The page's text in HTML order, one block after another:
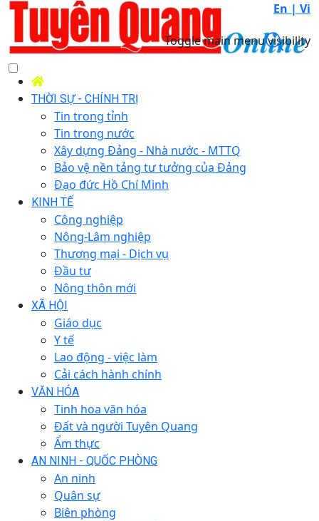
En | Vi
Toggle main menu visibility
THỜI SỰ - CHÍNH TRỊ
Tin trong tỉnh
Tin trong nước
Xây dựng Đảng - Nhà nước - MTTQ
Bảo vệ nền tảng tư tưởng của Đảng
Đạo đức Hồ Chí Minh
KINH TẾ
Công nghiệp
Nông-Lâm nghiệp
Thương mại - Dịch vụ
Đầu tư
Nông thôn mới
XÃ HỘI
Giáo dục
Y tế
Lao động - việc làm
Cải cách hành chính
VĂN HÓA
Tinh hoa văn hóa
Đất và người Tuyên Quang
Ẩm thực
AN NINH - QUỐC PHÒNG
An ninh
Quân sự
Biên phòng